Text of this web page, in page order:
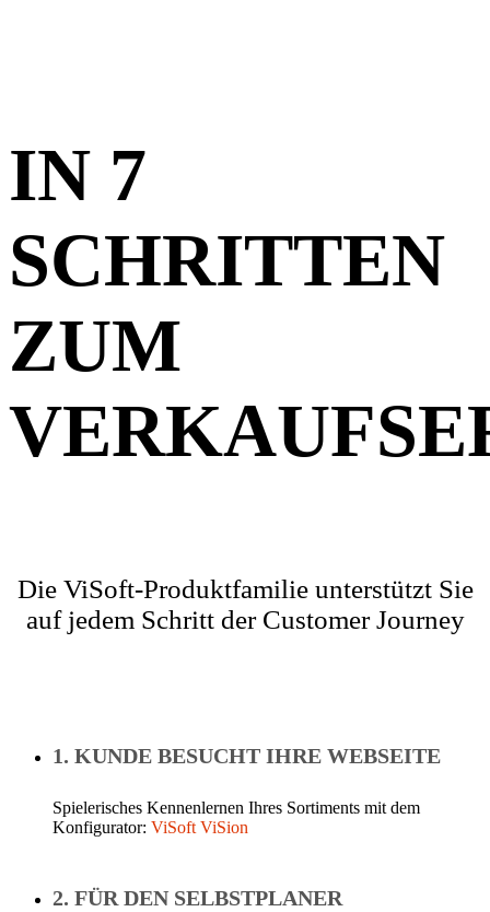
IN 7
SCHRITTEN
ZUM
Die ViSoft-Produktfamilie unterstützt Sie
auf jedem Schritt der Customer Journey
1. KUNDE BESUCHT IHRE WEBSEITE
Spielerisches Kennenlernen Ihres Sortiments mit dem
Konfigurator: ViSoft ViSion
2. FÜR DEN SELBSTPLANER